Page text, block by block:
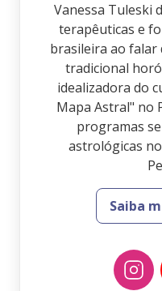
Vanessa Tuleski
terapêuticas e
brasileira ao falar
tradicional
idealizadora do
Mapa Astral" no
programas
astrológicas
Saiba